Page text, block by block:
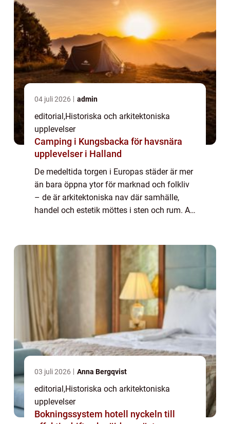
04 juli 2026 admin
editorial,Historiska och arkitektoniska
upplevelser
Camping i Kungsbacka för havsnära
upplevelser i Halland
De medeltida torgen i Europas städer är mer
än bara öppna ytor för marknad och folkliv
– de är arkitektoniska nav där samhälle,
handel och estetik möttes i sten och rum. Att
03 juli 2026 Anna Bergqvist
editorial,Historiska och arkitektoniska
upplevelser
Bokningssystem hotell nyckeln till